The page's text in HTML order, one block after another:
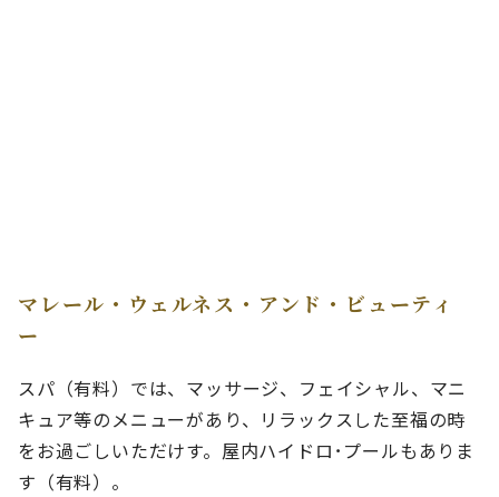
マレール・ウェルネス・アンド・ビューティ
ー
スパ（有料）では、マッサージ、フェイシャル、マニ
キュア等のメニューがあり、リラックスした至福の時
をお過ごしいただけす。屋内ハイドロ･プールもありま
す（有料）。